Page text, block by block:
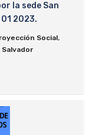
la sede San
2023.
Social,
Salvador